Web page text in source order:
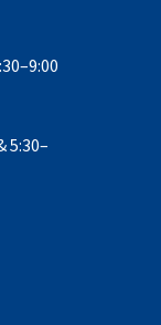
5:30–